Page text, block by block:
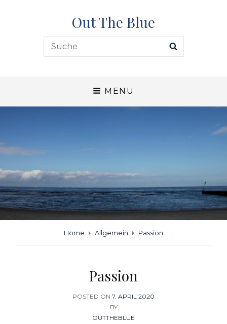
Out The Blue
Search
for:
MENU
Home Allgemein Passion
Passion
POSTED ON POSTED
ON
7. APRIL 2020
BY
OUTTHEBLUE